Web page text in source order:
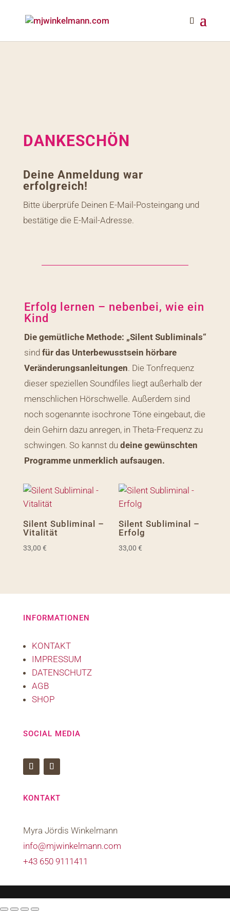
DANKESCHÖN
Deine Anmeldung war
erfolgreich!
Bitte überprüfe Deinen E-Mail-Posteingang und
bestätige die E-Mail-Adresse.
Erfolg lernen – nebenbei, wie ein
Kind
Die gemütliche Methode: „Silent Subliminals“
sind für das Unterbewusstsein hörbare
Veränderungsanleitungen. Die Tonfrequenz
dieser speziellen Soundfiles liegt außerhalb der
menschlichen Hörschwelle. Außerdem sind
noch sogenannte isochrone Töne eingebaut, die
dein Gehirn dazu anregen, in Theta-Frequenz zu
schwingen. So kannst du deine gewünschten
Programme unmerklich aufsaugen.
Silent Subliminal –
Vitalität
33,00 €
Silent Subliminal –
Erfolg
33,00€
INFORMATIONEN
KONTAKT
IMPRESSUM
DATENSCHUTZ
AGB
SHOP
SOCIAL MEDIA
KONTAKT
Myra Jördis Winkelmann
info@mjwinkelmann.com
+43 650 9111411